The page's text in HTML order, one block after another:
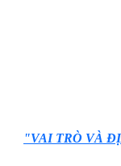
"VAI TRÒ VÀ